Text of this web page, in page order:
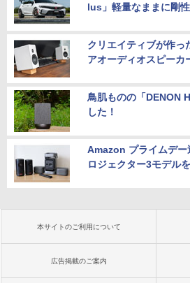
lus」軽量なままに剛
クリエイティブが作っ
アオーディオスピーカ
鳥肌ものの「DENON
した！
Amazon プライムデ
ロジェクター3モデル
本サイトのご利用について
広告掲載のご案内